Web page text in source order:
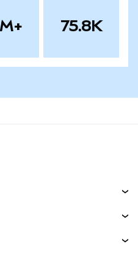
75.8K